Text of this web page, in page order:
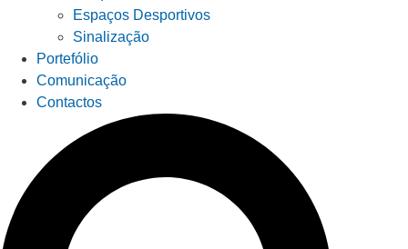
Espaços Desportivos
Sinalização
Portefólio
Comunicação
Contactos